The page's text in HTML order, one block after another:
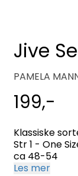
Jive
PAMELA
199,-
Klassiske sorte
Str 1 - One Size = str ca 34-42
ca 48-54
Les mer